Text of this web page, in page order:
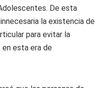
De esta
la existencia de
para evitar la
esta era de